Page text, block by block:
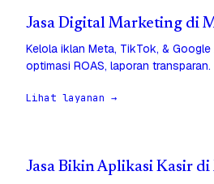
Jasa Digital Marketing di
Kelola iklan Meta, TikTok, &
optimasi ROAS, laporan transparan.
Lihat layanan →
Jasa Bikin Aplikasi Kasir di